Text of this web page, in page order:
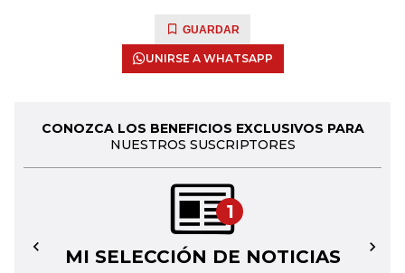
GUARDAR
UNIRSE A WHATSAPP
CONOZCA LOS BENEFICIOS EXCLUSIVOS PARA
NUESTROS SUSCRIPTORES
1
MI SELECCIÓN DE NOTICIAS
← →